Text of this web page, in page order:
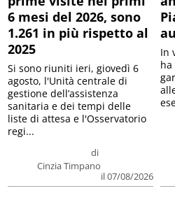
6 mesi del 2026, sono
1.261 in più rispetto al
2025
di
Cinzia Timpano
il 07/08/2026
Si sono riuniti ieri, giovedì 6
agosto, l'Unità centrale di
gestione dell’assistenza
sanitaria e dei tempi delle
liste di attesa e l'Osservatorio
regi...
In